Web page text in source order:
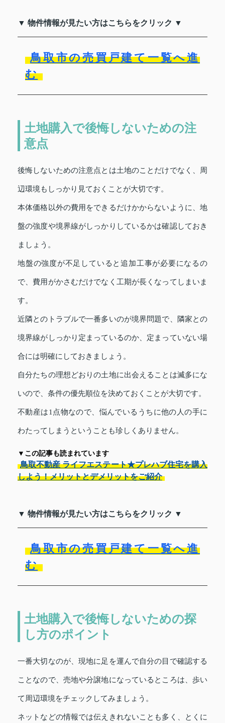
▼ 物件情報が見たい方はこちらをクリック ▼
鳥取市の売買戸建て一覧へ進
む
土地購入で後悔しないための注
意点
後悔しないための注意点とは土地のことだけでなく、周
辺環境もしっかり見ておくことが大切です。
本体価格以外の費用をできるだけかからないように、地
盤の強度や境界線がしっかりしているかは確認しておき
ましょう。
地盤の強度が不足していると追加工事が必要になるの
で、費用がかさむだけでなく工期が長くなってしまいま
す。
近隣とのトラブルで一番多いのが境界問題で、隣家との
境界線がしっかり定まっているのか、定まっていない場
合には明確にしておきましょう。
自分たちの理想どおりの土地に出会えることは滅多にな
いので、条件の優先順位を決めておくことが大切です。
不動産は1点物なので、悩んでいるうちに他の人の手に
わたってしまうということも珍しくありません。
▼この記事も読まれています
鳥取不動産 ライフエステート★プレハブ住宅を購入
しよう！メリットとデメリットをご紹介
▼ 物件情報が見たい方はこちらをクリック ▼
鳥取市の売買戸建て一覧へ進
む
土地購入で後悔しないための探
し方のポイント
一番大切なのが、現地に足を運んで自分の目で確認する
ことなので、売地や分譲地になっているところは、歩い
て周辺環境をチェックしてみましょう。
ネットなどの情報では伝えきれないことも多く、とくに